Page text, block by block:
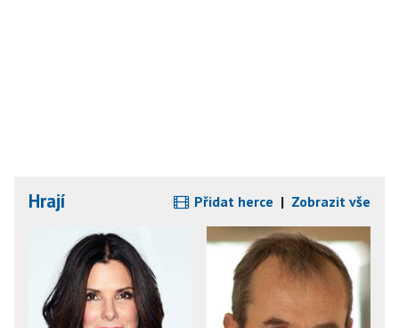
Hrají Přidat herce | Zobrazit vše